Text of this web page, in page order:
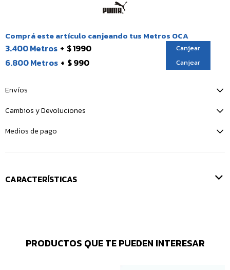
Comprá este artículo canjeando tus Metros OCA
3.400 Metros $ 1990 Canjear
6.800 Metros $ 990 Canjear
Envíos
Cambios y Devoluciones
Medios de pago
CARACTERÍSTICAS
PRODUCTOS QUE TE PUEDEN INTERESAR